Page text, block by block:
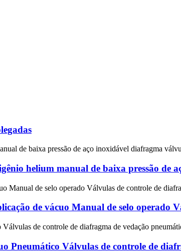
helium manual de baixa pressão de
de vácuo Manual de selo operado
Pneumático Válvulas de controle de